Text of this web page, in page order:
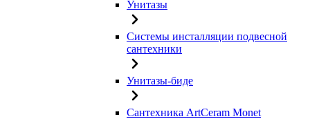
Унитазы
Системы инсталляции подвесной
сантехники
Унитазы-биде
Сантехника ArtCeram Monet